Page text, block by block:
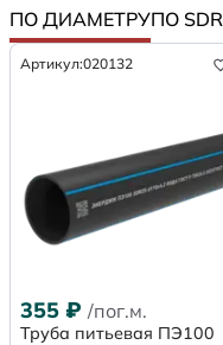
ПО ДИАМЕТРУПО SDR
Артикул:020132
355 ₽ /пог.м.
Труба питьевая ПЭ100